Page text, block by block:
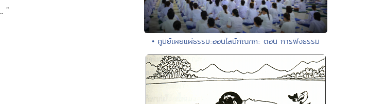
"
• ศูนย์เผยแผ่ธรรมะออนไลน์กัณฑกะ ตอน การฟังธรรม